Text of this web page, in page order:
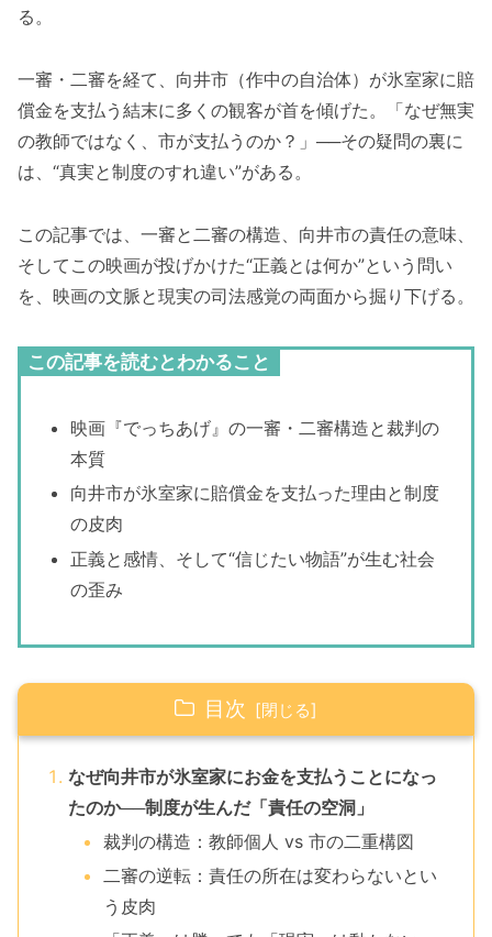
る。
一審・二審を経て、向井市（作中の自治体）が氷室家に賠
償金を支払う結末に多くの観客が首を傾げた。「なぜ無実
の教師ではなく、市が支払うのか？」──その疑問の裏に
は、“真実と制度のすれ違い”がある。
この記事では、一審と二審の構造、向井市の責任の意味、
そしてこの映画が投げかけた“正義とは何か”という問い
を、映画の文脈と現実の司法感覚の両面から掘り下げる。
この記事を読むとわかること
映画『でっちあげ』の一審・二審構造と裁判の
本質
向井市が氷室家に賠償金を支払った理由と制度
の皮肉
正義と感情、そして“信じたい物語”が生む社会
の歪み
目次
なぜ向井市が氷室家にお金を支払うことになっ
たのか──制度が生んだ「責任の空洞」
裁判の構造：教師個人 vs 市の二重構図
二審の逆転：責任の所在は変わらないとい
う皮肉